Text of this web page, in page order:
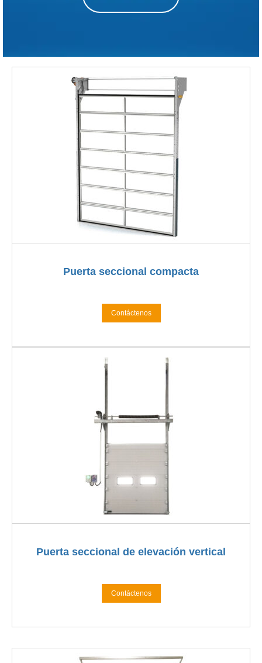
Puerta seccional compacta
Contáctenos
Puerta seccional de elevación vertical
Contáctenos